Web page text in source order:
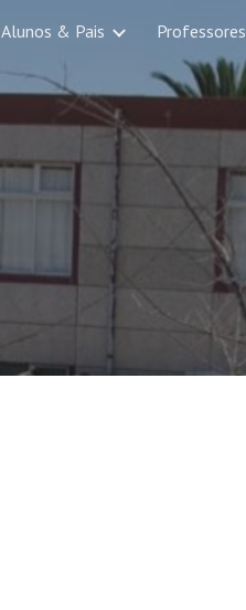
Skip to navigation
Alunos & Pais Professores